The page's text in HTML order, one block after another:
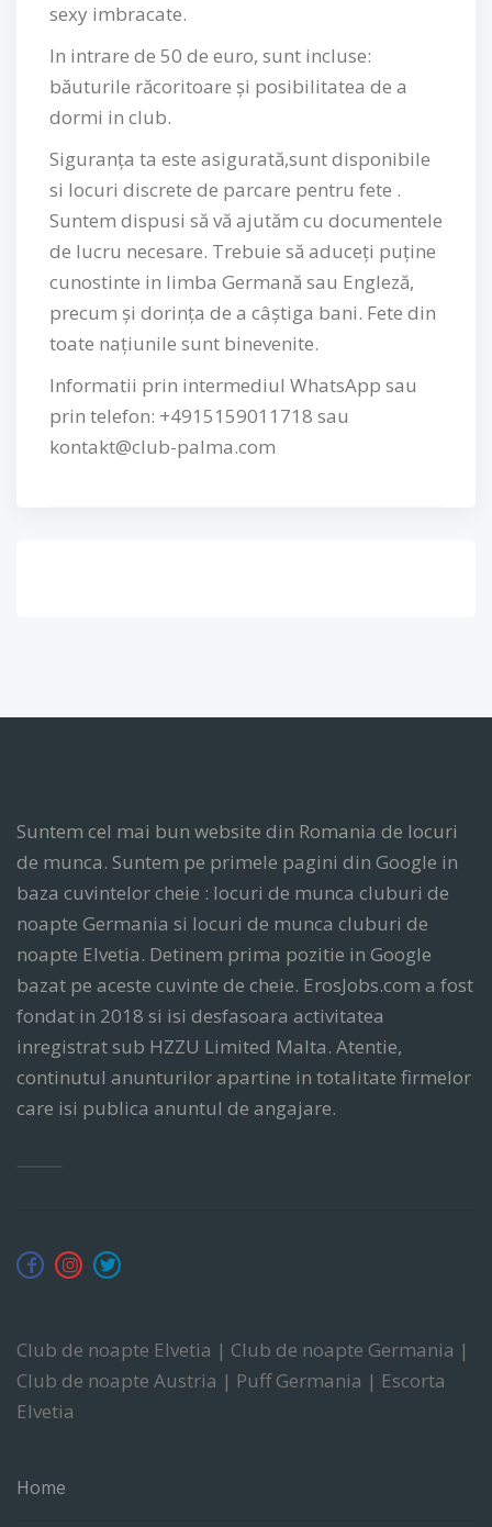
sexy imbracate.
In intrare de 50 de euro, sunt incluse:
băuturile răcoritoare și posibilitatea de a
dormi in club.
Siguranța ta este asigurată,sunt disponibile
si locuri discrete de parcare pentru fete .
Suntem dispusi să vă ajutăm cu documentele
de lucru necesare. Trebuie să aduceți puține
cunostinte in limba Germană sau Engleză,
precum și dorința de a câștiga bani. Fete din
toate națiunile sunt binevenite.
Informatii prin intermediul WhatsApp sau
prin telefon: +4915159011718 sau
kontakt@club-palma.com
Suntem cel mai bun website din Romania de locuri
de munca. Suntem pe primele pagini din Google in
baza cuvintelor cheie : locuri de munca cluburi de
noapte Germania si locuri de munca cluburi de
noapte Elvetia. Detinem prima pozitie in Google
bazat pe aceste cuvinte de cheie. ErosJobs.com a fost
fondat in 2018 si isi desfasoara activitatea
inregistrat sub HZZU Limited Malta. Atentie,
continutul anunturilor apartine in totalitate firmelor
care isi publica anuntul de angajare.
Club de noapte Elvetia | Club de noapte Germania |
Club de noapte Austria | Puff Germania | Escorta
Elvetia
Home